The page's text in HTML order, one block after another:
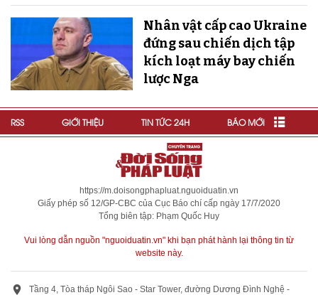
Nhân vật cấp cao Ukraine
đứng sau chiến dịch tập
kích loạt máy bay chiến
lược Nga
RSS GIỚI THIỆU TIN TỨC 24H BÁO MỚI
https://m.doisongphapluat.nguoiduatin.vn
Giấy phép số 12/GP-CBC của Cục Báo chí cấp ngày 17/7/2020
Tổng biên tập: Phạm Quốc Huy
Vui lòng dẫn nguồn "nguoiduatin.vn" khi bạn phát hành lại thông tin từ
website này.
Tầng 4, Tòa tháp Ngôi Sao - Star Tower, đường Dương Đình Nghệ -